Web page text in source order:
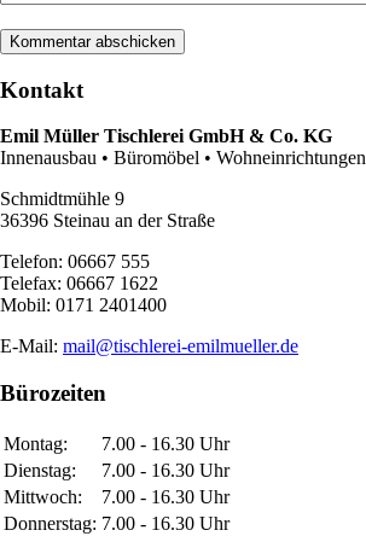
Kontakt
Emil Müller Tischlerei GmbH & Co. KG
Innenausbau • Büromöbel • Wohneinrichtungen
Schmidtmühle 9
36396 Steinau an der Straße
Telefon: 06667 555
Telefax: 06667 1622
Mobil: 0171 2401400
E-Mail: mail@tischlerei-emilmueller.de
Bürozeiten
Montag:
7.00 - 16.30 Uhr
Dienstag:
7.00 - 16.30 Uhr
Mittwoch:
7.00 - 16.30 Uhr
Donnerstag: 7.00 - 16.30 Uhr